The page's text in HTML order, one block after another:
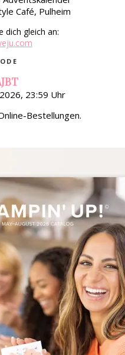
Café, Pulheim
dich gleich an:
23:59 Uhr
Bestellungen.